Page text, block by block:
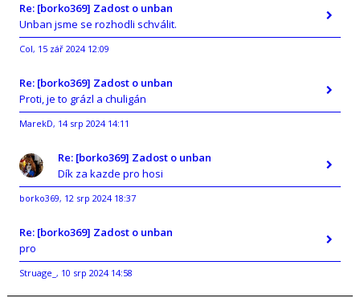
Re: [borko369] Zadost o unban
Unban jsme se rozhodli schválit.
Col, 15 zář 2024 12:09
Re: [borko369] Zadost o unban
Proti, je to grázl a chuligán
MarekD, 14 srp 2024 14:11
Re: [borko369] Zadost o unban
Dík za kazde pro hosi
borko369, 12 srp 2024 18:37
Re: [borko369] Zadost o unban
pro
Struage_ , 10 srp 2024 14:58